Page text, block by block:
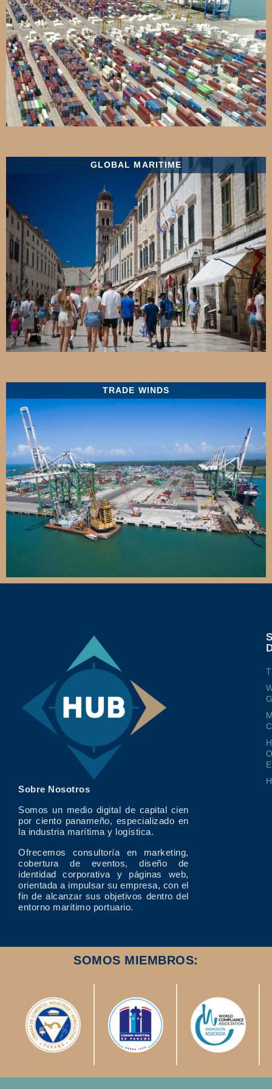
GLOBAL MARITIME
TRADE WINDS
Sobre Nosotros
Somos un medio digital de capital cien
por ciento panameño, especializado en
la industria marítima y logística.
Ofrecemos consultoría en marketing,
cobertura de eventos, diseño de
identidad corporativa y páginas web,
orientada a impulsar su empresa, con el
fin de alcanzar sus objetivos dentro del
entorno marítimo portuario.
SOMOS MIEMBROS: